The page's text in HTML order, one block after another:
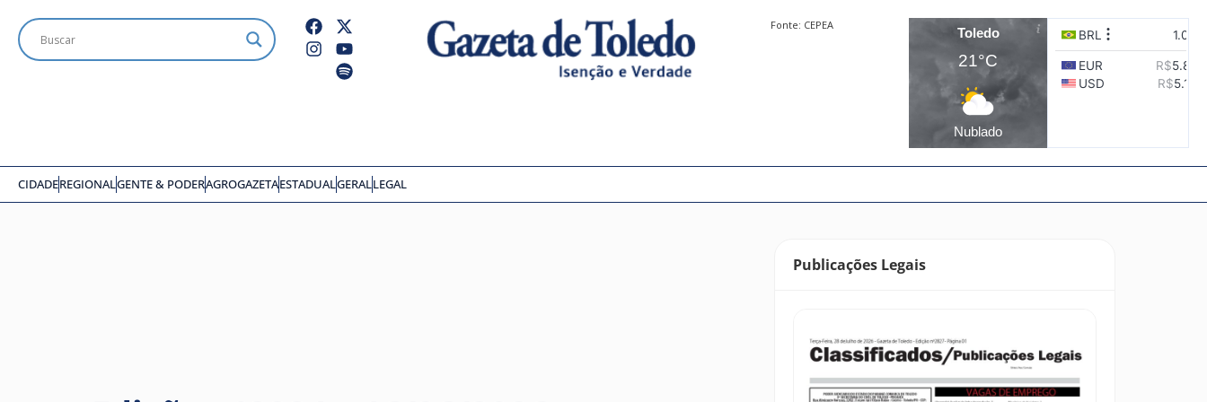
Fonte: CEPEA
Toledo
21°C
Nublado
CIDADEREGIONALGENTE & PODERAGROGAZETAESTADUALGERALLEGAL
Publicações Legais